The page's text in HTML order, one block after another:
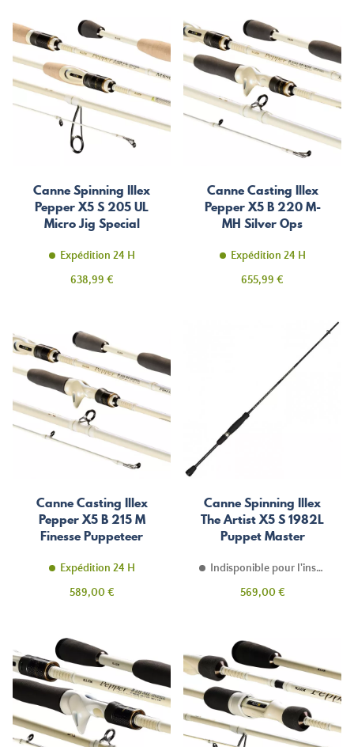
Canne Spinning Illex
Pepper X5 S 205 UL
Micro Jig Special
Expédition 24 H
Prix
638,99 €
Canne Casting Illex
Pepper X5 B 220 M-
MH Silver Ops
Expédition 24 H
Prix
655,99 €
Canne Casting Illex
Pepper X5 B 215 M
Finesse Puppeteer
Expédition 24 H
Prix
589,00 €
Canne Spinning Illex
The Artist X5 S 1982L
Puppet Master
Indisponible pour l'instant
Prix
569,00 €